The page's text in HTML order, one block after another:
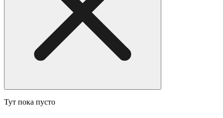
Тут пока пусто